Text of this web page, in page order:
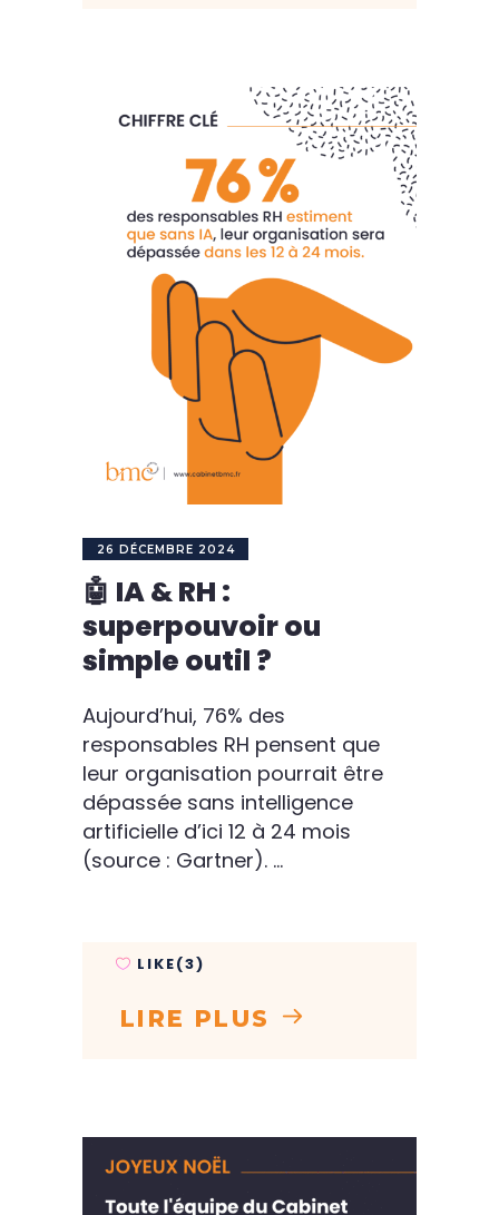
26 DÉCEMBRE 2024
🤖 IA & RH :
superpouvoir ou
simple outil ?
Aujourd’hui, 76% des
responsables RH pensent que
leur organisation pourrait être
dépassée sans intelligence
artificielle d’ici 12 à 24 mois
(source : Gartner).
LIKE(3)
LIRE PLUS